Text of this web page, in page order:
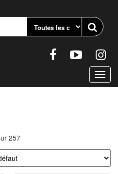
la
257